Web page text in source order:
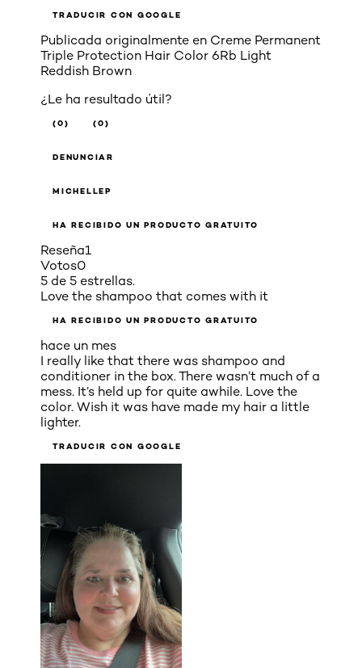
TRADUCIR CON GOOGLE
Publicada originalmente en Creme Permanent
Triple Protection Hair Color 6Rb Light
Reddish Brown
¿Le ha resultado útil?
(0) (0)
DENUNCIAR
MICHELLEP
HA RECIBIDO UN PRODUCTO GRATUITO
Reseña1
Votos0
5 de 5 estrellas.
Love the shampoo that comes with it
HA RECIBIDO UN PRODUCTO GRATUITO
hace un mes
I really like that there was shampoo and
conditioner in the box. There wasn’t much of a
mess. It’s held up for quite awhile. Love the
color. Wish it was have made my hair a little
lighter.
TRADUCIR CON GOOGLE